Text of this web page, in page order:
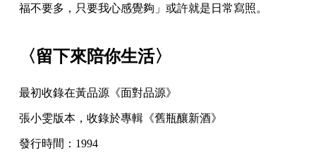
福不要多，只要我心感覺夠」或許就是日常寫照。
〈留下來陪你生活〉
最初收錄在黃品源《面對品源》
張小雯版本，收錄於專輯《舊瓶釀新酒》
發行時間：1994